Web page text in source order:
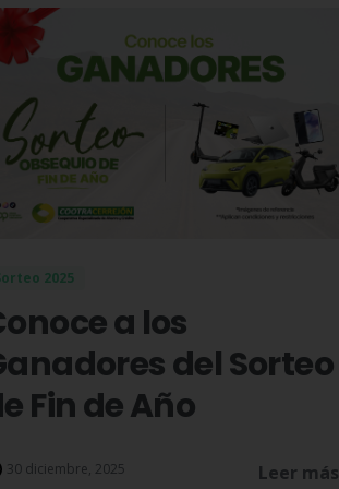
2025
a los
del Sorteo
Fin de Año
30 diciembre, 2025 Leer más